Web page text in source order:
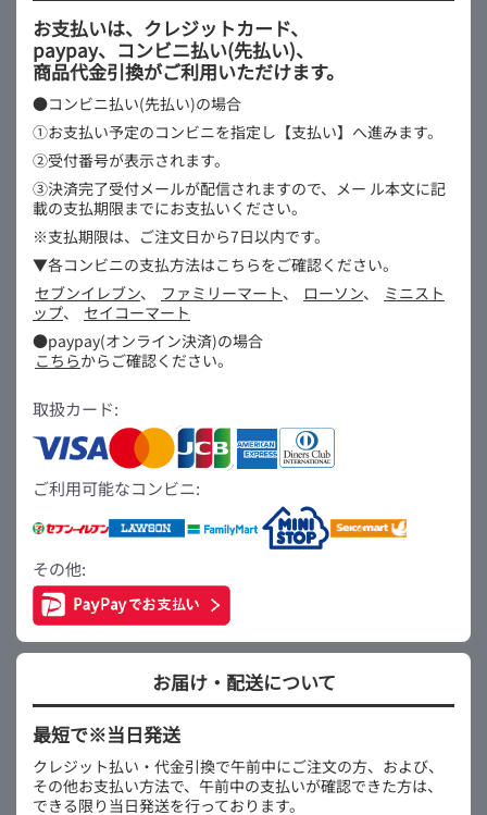
お支払いは、クレジットカード、
paypay、コンビニ払い(先払い)、
商品代金引換がご利用いただけます。
●コンビニ払い(先払い)の場合
①お支払い予定のコンビニを指定し【支払い】へ進みます。
②受付番号が表示されます。
③決済完了受付メールが配信されますので、メー ル本文に記
載の支払期限までにお支払いください。
※支払期限は、ご注文日から7日以内です。
▼各コンビニの支払方法はこちらをご確認ください。
セブンイレブン、 ファミリーマート、 ローソン、
ミニスト
ップ、
セイコーマート
●paypay(オンライン決済)の場合
こちらからご確認ください。
取扱カード:
ご利用可能なコンビニ:
その他:
お届け・配送について
最短で※当日発送
クレジット払い・代金引換で午前中にご注文の方、および、
その他お支払い方法で、午前中の支払いが確認できた方は、
できる限り当日発送を行っております。